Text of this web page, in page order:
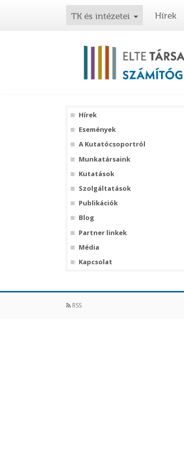
TK és intézetei Hírek
Hírek
Események
A Kutatócsoportról
Munkatársaink
Kutatások
Szolgáltatások
Publikációk
Blog
Partner linkek
Média
Kapcsolat
RSS